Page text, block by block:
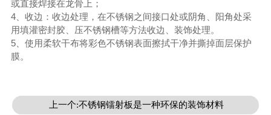
或直接焊接在龙骨上；
4、收边：收边处理，在不锈钢之间接口处或阴角、阳角处采
用填灌密封胶、压不锈钢槽等方法收边、装饰处理。
5、使用柔软干布将彩色不锈钢表面擦拭干净并撕掉面层保护
膜。
上一个:​不锈钢镭射板是一种环保的装饰材料